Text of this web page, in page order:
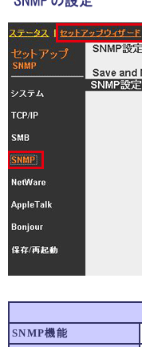
SNMP機能